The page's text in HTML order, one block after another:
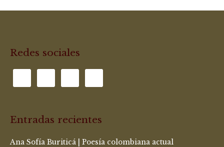
Redes sociales
Entradas recientes
Ana Sofía Buriticá | Poesía colombiana actual